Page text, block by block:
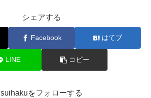
シェアする
Facebook はてブ
LINE コピー
suihakuをフォローする